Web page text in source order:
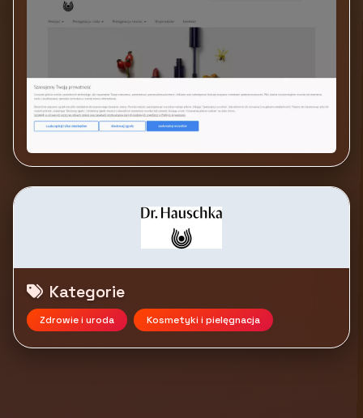
Kategorie
Zdrowie i uroda Kosmetyki i pielęgnacja